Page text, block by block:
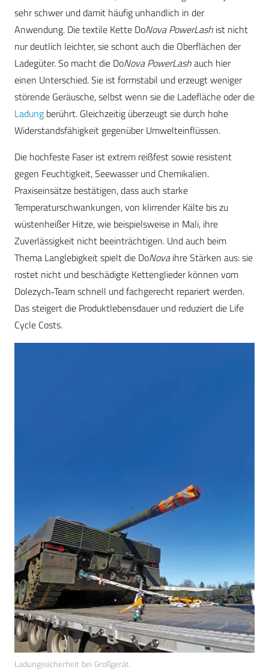
sehr schwer und damit häufig unhandlich in der
Anwendung. Die textile Kette DoNova PowerLash ist nicht
nur deutlich leichter, sie schont auch die Oberflächen der
Ladegüter. So macht die DoNova PowerLashauch hier
einen Unterschied. Sie ist formstabil und erzeugt weniger
störende Geräusche, selbst wenn sie die Ladefläche oder die
Ladung berührt. Gleichzeitig überzeugt sie durch hohe
Widerstandsfähigkeit gegenüber Umwelteinflüssen.
Die hochfeste Faser ist extrem reißfest sowie resistent
gegen Feuchtigkeit, Seewasser und Chemikalien.
Praxiseinsätze bestätigen, dass auch starke
Temperaturschwankungen, von klirrender Kälte bis zu
wüstenheißer Hitze, wie beispielsweise in Mali, ihre
Zuverlässigkeit nicht beeinträchtigen. Und auch beim
Thema Langlebigkeit spielt die DoNovaihre Stärken aus: sie
rostet nicht und beschädigte Kettenglieder können vom
Dolezych‑Team schnell und fachgerecht repariert werden.
Das steigert die Produktlebensdauer und reduziert die Life
Cycle Costs.
Ladungssicherheit bei Großgerät.